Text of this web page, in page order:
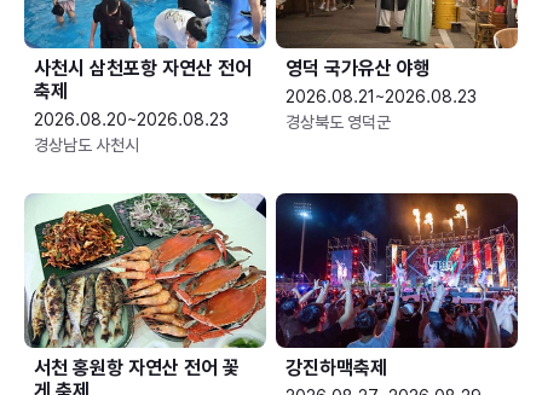
사천시 삼천포항 자연산 전어
축제
2026.08.20~2026.08.23
경상남도 사천시
영덕 국가유산 야행
2026.08.21~2026.08.23
경상북도 영덕군
서천 홍원항 자연산 전어 꽃
강진하맥축제